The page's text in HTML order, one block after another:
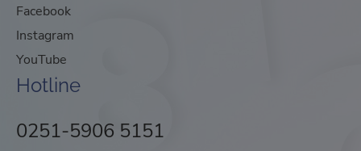
Facebook
Instagram
YouTube
Hotline
0251-5906 5151